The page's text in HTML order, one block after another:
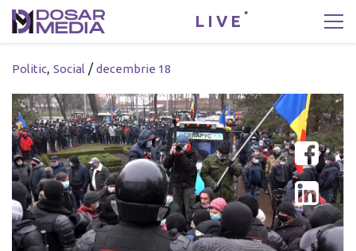
LIVE
Politic, Social /decembrie 18